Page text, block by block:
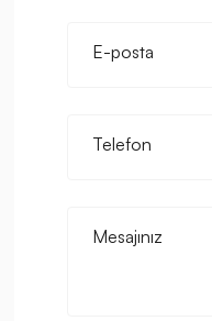
E-posta
Telefon
Mesajınız